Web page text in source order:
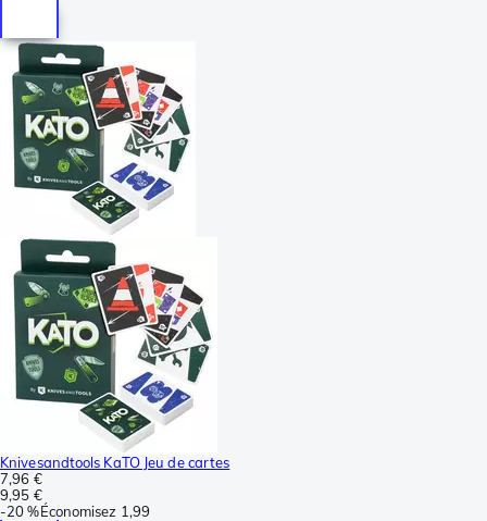
Knivesandtools KaTO Jeu de cartes
7,96 €
9,95 €
-20 %Économisez 1,99